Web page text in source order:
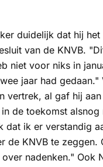
duidelijk dat hij
van de KNVB.
niet voor niks in
jaar had gedaan."
vertrek, al gaf hij
de toekomst alsnog
dat ik er verstandig
de KNVB te zeggen.
nadenken." Ook